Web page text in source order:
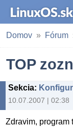
Domov Fórum
TOP
Sekcia:
10.07.2007 | 02:38
Zdravim, program